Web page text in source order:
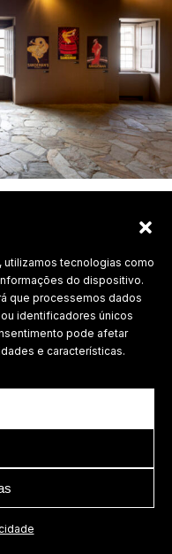
utilizamos tecnologias como
do dispositivo.
que processemos dados
identificadores únicos
pode afetar
e características.